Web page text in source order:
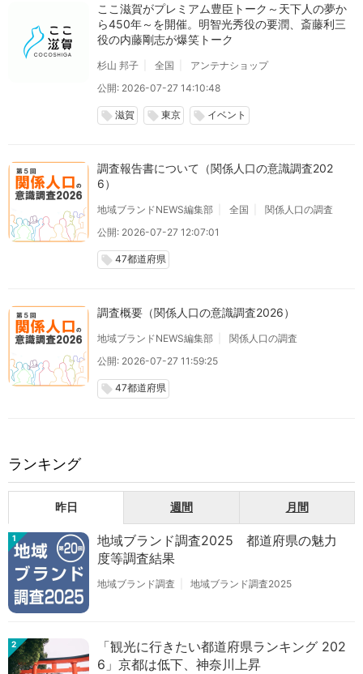
ここ滋賀がプレミアム豊臣トーク～天下人の夢か
ら450年～を開催。明智光秀役の要潤、斎藤利三
役の内藤剛志が爆笑トーク
杉山 邦子 全国
アンテナショップ
公開: 2026-07-27 14:10:48
local_offer 滋賀 local_offer 東京 local_offer イベント
調査報告書について（関係人口の意識調査202
6）
地域ブランドNEWS編集部 全国
関係人口の調査
公開: 2026-07-27 12:07:01
local_offer 47都道府県
調査概要（関係人口の意識調査2026）
地域ブランドNEWS編集部
関係人口の調査
公開: 2026-07-27 11:59:25
local_offer 47都道府県
ランキング
昨日 週間 月間
1
地域ブランド調査2025 都道府県の魅力
度等調査結果
地域ブランド調査 地域ブランド調査2025
2
「観光に行きたい都道府県ランキング 202
6」京都は低下、神奈川上昇